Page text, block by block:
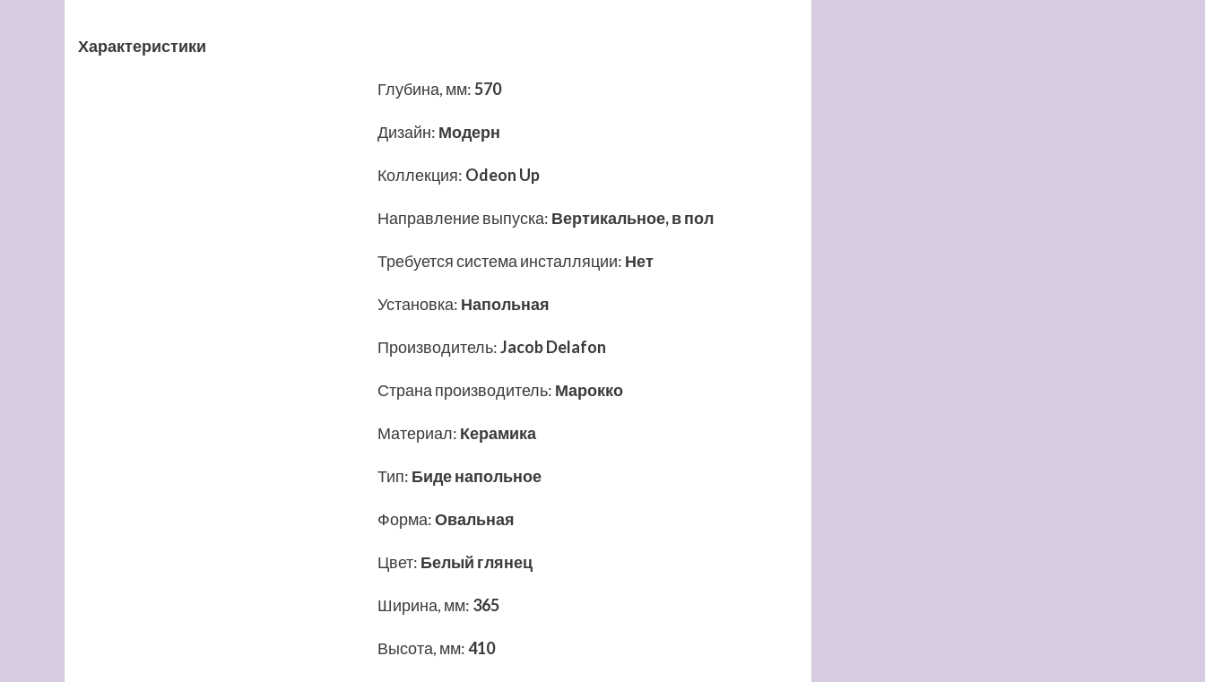
Характеристики
Глубина, мм:570
Дизайн: Модерн
Коллекция: Odeon Up
Направление выпуска: Вертикальное, в пол
Требуется система инсталляции: Нет
Установка: Напольная
Производитель:Jacob Delafon
Страна производитель: Марокко
Материал: Керамика
Тип: Биде напольное
Форма:Овальная
Цвет: Белый глянец
Ширина, мм: 365
Высота, мм:410